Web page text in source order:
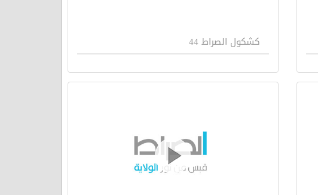
كشكول الصراط 44